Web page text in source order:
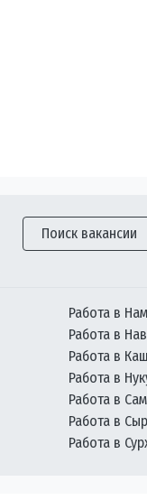
Поиск вакансии
Работа в
Работа в
Работа в
Работа в
Работа в
Работа в
Работа в